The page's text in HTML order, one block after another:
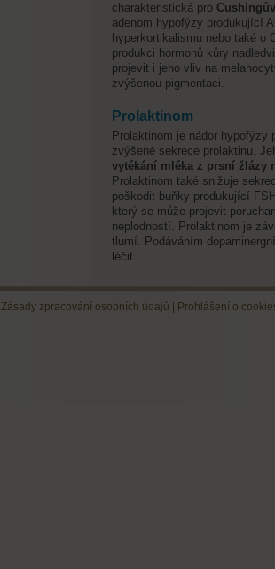
charakteristická pro
adenom hypofýzy produkující
hyperkortikalismu nebo také o
produkci hormonů kůry
projevit i jeho vliv na
zvýšenou pigmentaci.
Prolaktinom
Prolaktinom je nádor
zvýšené sekrece prolaktinu.
vytékání mléka z prsní žlázy
Prolaktinom také snižuje
poškodit buňky produkující
který se může projevit
neplodností. Prolaktinom je
tlumí. Podáváním
léčit.
Zásady zpracování osobních údajů Prohlášení o